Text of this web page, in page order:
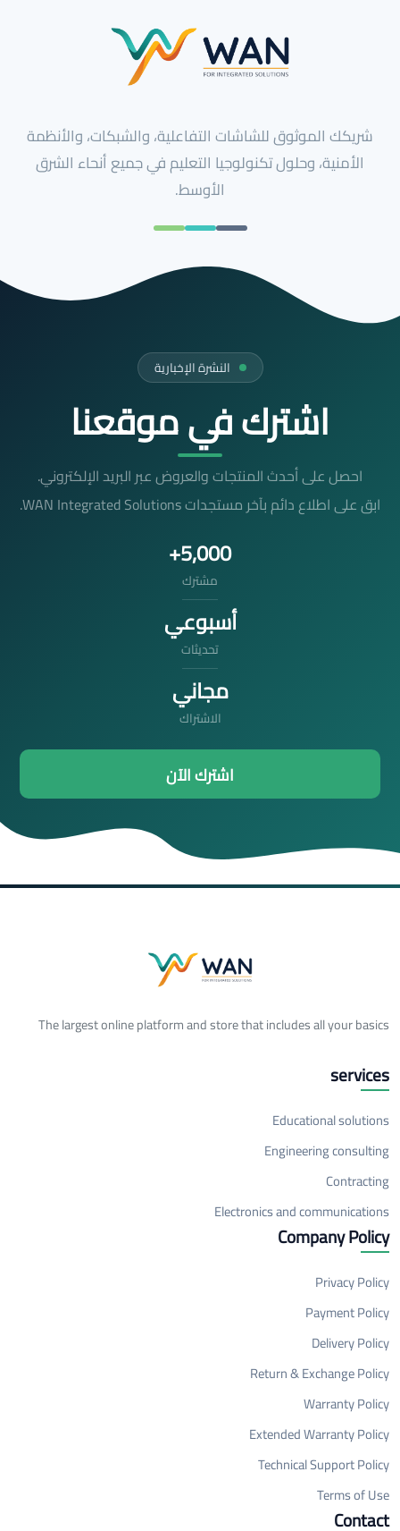
شريكك الموثوق للشاشات التفاعلية، والشبكات، والأنظمة
الأمنية، وحلول تكنولوجيا التعليم في جميع أنحاء الشرق
الأوسط.
النشرة الإخبارية
اشترك في موقعنا
احصل على أحدث المنتجات والعروض عبر البريد الإلكتروني.
ابق على اطلاع دائم بآخر مستجدات WAN Integrated Solutions.
5,000+
مشترك
أسبوعي
تحديثات
مجاني
الاشتراك
اشترك الآن
The largest online platform and store that includes all your basics
services
Educational solutions
Engineering consulting
Contracting
Electronics and communications
Company Policy
Privacy Policy
Payment Policy
Delivery Policy
Return & Exchange Policy
Warranty Policy
Extended Warranty Policy
Technical Support Policy
Terms of Use
Contact